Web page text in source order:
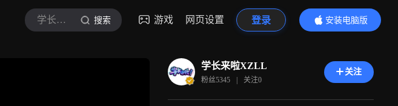
学长来啦XZLL 搜索 游戏 网页设置 登录
安装电脑版
内容更精彩
学长来啦XZLL
粉丝5345 | 关注0
关注